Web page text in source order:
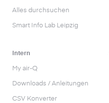
Alles durchsuchen
Smart Info Lab Leipzig
Intern
My air-Q
Downloads / Anleitungen
CSV Konverter